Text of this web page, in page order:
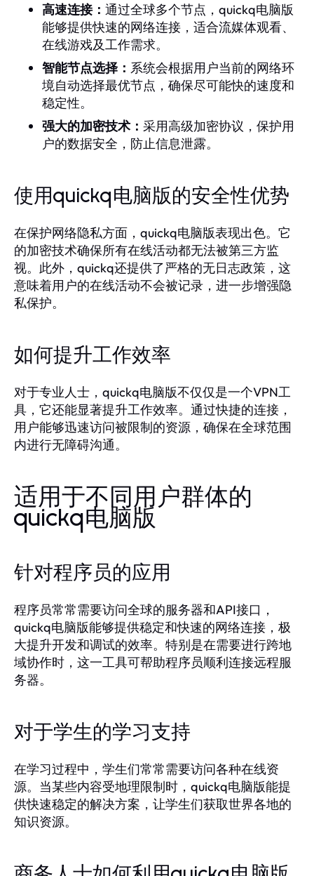
高速连接： 通过全球多个节点，quickq电脑版
能够提供快速的网络连接，适合流媒体观看、
在线游戏及工作需求。
智能节点选择： 系统会根据用户当前的网络环
境自动选择最优节点，确保尽可能快的速度和
稳定性。
强大的加密技术： 采用高级加密协议，保护用
户的数据安全，防止信息泄露。
使用quickq电脑版的安全性优势
在保护网络隐私方面，quickq电脑版表现出色。它
的加密技术确保所有在线活动都无法被第三方监
视。此外，quickq还提供了严格的无日志政策，这
意味着用户的在线活动不会被记录，进一步增强隐
私保护。
如何提升工作效率
对于专业人士，quickq电脑版不仅仅是一个VPN工
具，它还能显著提升工作效率。通过快捷的连接，
用户能够迅速访问被限制的资源，确保在全球范围
内进行无障碍沟通。
适用于不同用户群体的
quickq电脑版
针对程序员的应用
程序员常常需要访问全球的服务器和API接口，
quickq电脑版能够提供稳定和快速的网络连接，极
大提升开发和调试的效率。特别是在需要进行跨地
域协作时，这一工具可帮助程序员顺利连接远程服
务器。
对于学生的学习支持
在学习过程中，学生们常常需要访问各种在线资
源。当某些内容受地理限制时，quickq电脑版能提
供快速稳定的解决方案，让学生们获取世界各地的
知识资源。